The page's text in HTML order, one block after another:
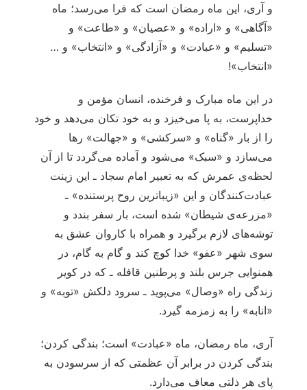
و آری، این ماه رمضان است که فرا می‌رسد؛ ماه
«آگاهی» و «اراده» و «عصیان» و «طاعت» و
«تسلیم» و «عبادت» و «آزادگی» و «انتخاب» و …
«انتخاب»!
در این ماه مبارک و فرخنده، انسان مؤمن و
خداپرست، به پا می‌خیزد و به خود تکان می‌دهد و خود
را از بار «گناه» و «سرکشی» و «جهالت» رها
می‌سازد و «سبک» می‌شود و آماده‌ می‌گردد تا از آن
لحظه‌ی عمرش که به تعبیر امام سجاد ـ این زینت
عبادت‌کنندگان و این «زیباترین روح پرستنده» ـ
«مزرعه‌ی شیطان» شده است، بار سفر بندد و
توشه‌های لازم برگیرد و همراه با کاروان عشق به
سوی شهر «عفو» خدا کوچ کند و گام به گام، در
همنوایی جرس بلند و پرطنین قافله ـ که در کویر
زندگی راه «وصال» می‌پوید ـ سرود دلکش «توبه» و
«انابه» را به زمزمه گیرد.
آری، ماه رمضان، ماه «عبادت» است؛ بندگی کردن؛
بندگی کردن در برابر آن عظمتی که از سرسودن به
پای هر ذلتی معاف می‌دارد.